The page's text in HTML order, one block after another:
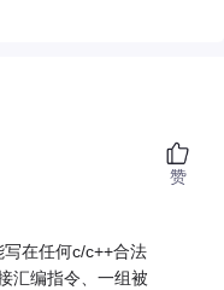
写在任何c/c++合法
汇编指令、一组被
赞